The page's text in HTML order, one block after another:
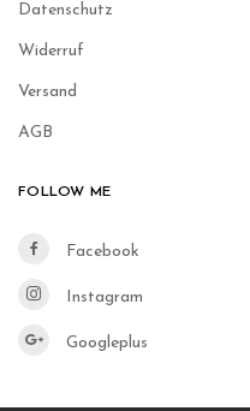
Datenschutz
Widerruf
Versand
AGB
FOLLOW ME
Facebook
Instagram
Googleplus